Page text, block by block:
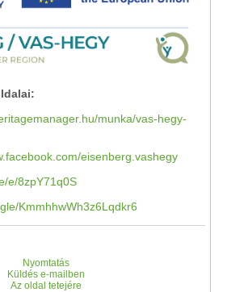
munka/vas-hegy-
eisenberg.vashegy
e/8zpY71q0S
KmmhhwWh3z6Lqdkr6
Nyomtatás
Küldés e-mailben
Az oldal tetejére